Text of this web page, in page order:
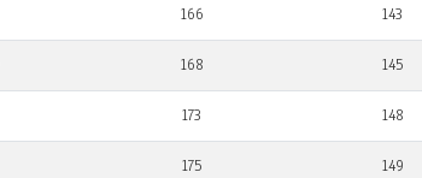
166 143
168 145
173 148
175 149